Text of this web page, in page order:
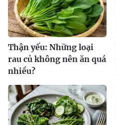
Thận yếu: Những loại
rau củ không nên ăn quá
nhiều?